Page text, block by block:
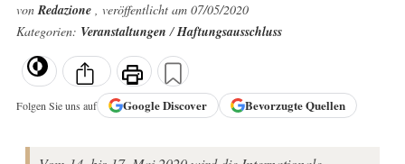
vonRedazione , veröffentlicht am 07/05/2020
Kategorien: Veranstaltungen/Haftungsausschluss
Folgen Sie uns auf GoogleDiscover Bevorzugte Quellen